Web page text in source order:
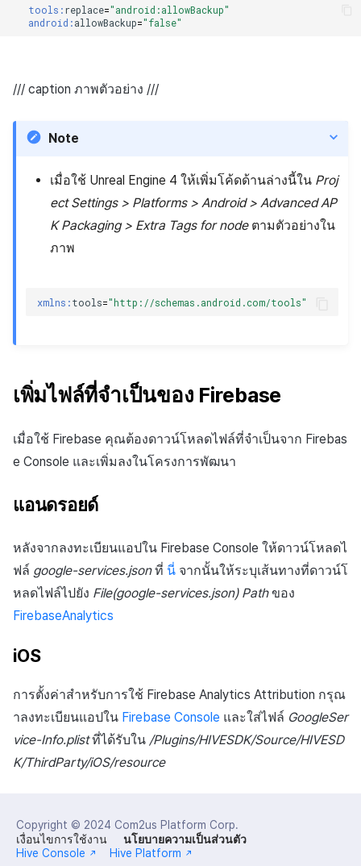
tools:replace="android:allowBackup"
android:allowBackup="false"
/// caption ภาพตัวอย่าง ///
Note
เมื่อใช้ Unreal Engine 4 ให้เพิ่มโค้ดด้านล่างนี้ใน Proj
ect Settings > Platforms > Android > Advanced AP
K Packaging > Extra Tags fornodeตามตัวอย่างใน
ภาพ
xmlns:tools="http://schemas.android.com/tools"
เพิ่มไฟล์ที่จำเป็นของ Firebase
เมื่อใช้ Firebase คุณต้องดาวน์โหลดไฟล์ที่จำเป็นจาก Firebas
e Console และเพิ่มลงในโครงการพัฒนา
แอนดรอยด์
หลังจากลงทะเบียนแอปใน Firebase Console ให้ดาวน์โหลดไ
ฟล์ google-services.jsonที่ นี่ จากนั้นให้ระบุเส้นทางที่ดาวน์โ
หลดไฟล์ไปยัง File(google-services.json) Pathของ
FirebaseAnalytics
iOS
การตั้งค่าสำหรับการใช้ Firebase Analytics Attribution กรุณ
าลงทะเบียนแอปใน Firebase Console และใส่ไฟล์ GoogleSer
vice-Info.plistที่ได้รับใน /Plugins/HIVESDK/Source/HIVESD
K/ThirdParty/iOS/resource
Copyright © 2024 Com2us Platform Corp.
เงื่อนไขการใช้งาน
นโยบายความเป็นส่วนตัว
Hive Console
Hive Platform